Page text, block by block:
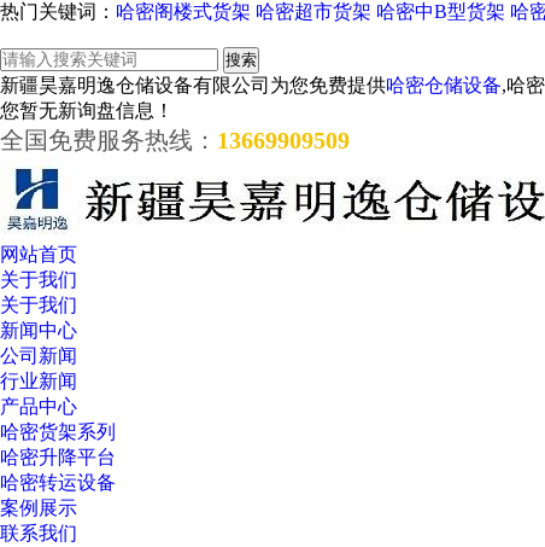
热门关键词： 哈密阁楼式货架 哈密超市货架 哈密中B型货架 哈
新疆昊嘉明逸仓储设备有限公司为您免费提供哈密仓储设备,哈
您暂无新询盘信息！
全国免费服务热线： 13669909509
网站首页
关于我们
关于我们
新闻中心
公司新闻
行业新闻
产品中心
哈密货架系列
哈密升降平台
哈密转运设备
案例展示
联系我们